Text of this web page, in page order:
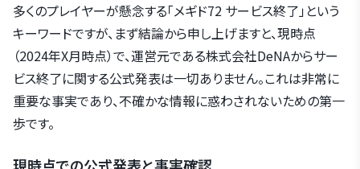
多くのプレイヤーが懸念する「メギド72 サービス終了」という
キーワードですが、まず結論から申し上げますと、現時点
（2024年X月時点）で、運営元である株式会社DeNAからサー
ビス終了に関する公式発表は一切ありません。これは非常に
重要な事実であり、不確かな情報に惑わされないための第一
歩です。